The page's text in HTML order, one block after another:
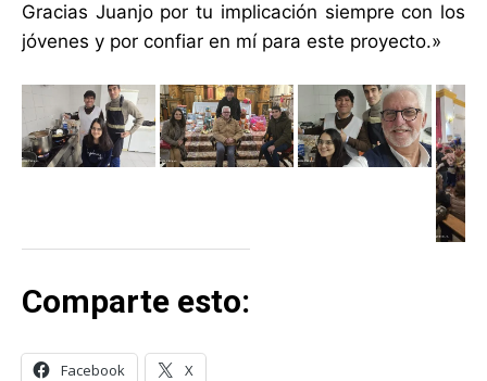
Gracias Juanjo por tu implicación siempre con los
jóvenes y por confiar en mí para este proyecto.»
Comparte esto:
Facebook X